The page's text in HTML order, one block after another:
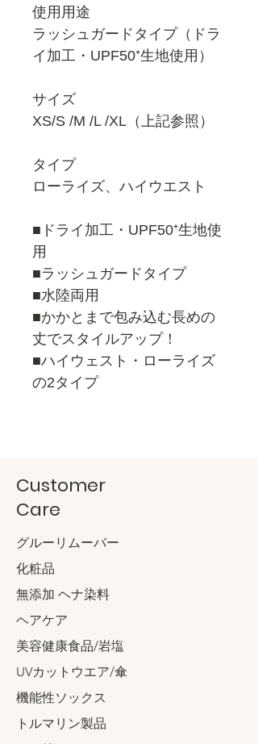
使用用途
ラッシュガードタイプ（ドラ
イ加工・UPF50⁺生地使用）
サイズ
XS/S /M /L /XL（上記参照）
タイプ
ローライズ、ハイウエスト
■ドライ加工・UPF50⁺生地使
用
■ラッシュガードタイプ
■水陸両用
■かかとまで包み込む長めの
丈でスタイルアップ！
■ハイウェスト・ローライズ
の2タイプ
Customer
Care
グルーリムーバー
化粧品
無添加 ヘナ染料
ヘアケア
美容健康食品/岩塩
UVカットウエア/傘
機能性ソックス
トルマリン製品